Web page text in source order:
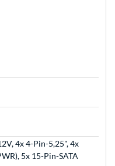
4x 4-Pin-5,25", 4x
5x 15-Pin-SATA